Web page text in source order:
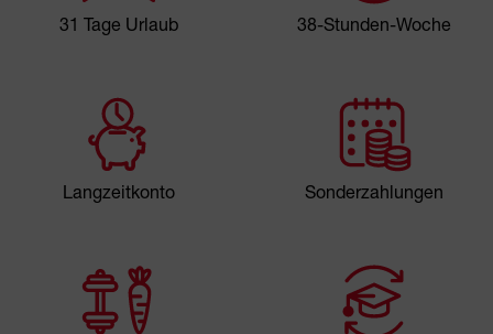
31 Tage Urlaub 38-Stunden-Woche
Langzeitkonto Sonderzahlungen